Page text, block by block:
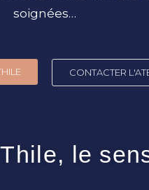
soignées…
CONTACTER
Thile, le